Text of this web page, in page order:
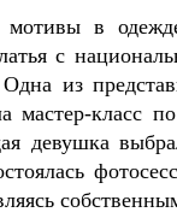
мотивы в
с
Одна из
мастер-класс
девушка